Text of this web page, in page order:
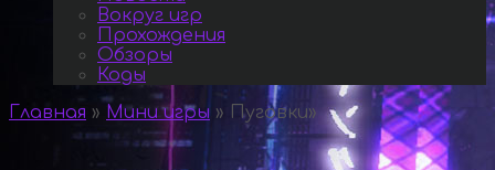
Вокруг игр
Прохождения
Обзоры
Коды
Главная » Мини игры » Пуговки»